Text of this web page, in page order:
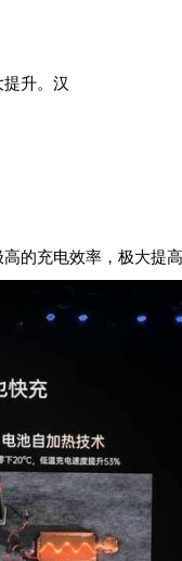
升。汉
的充电效率，极大提高